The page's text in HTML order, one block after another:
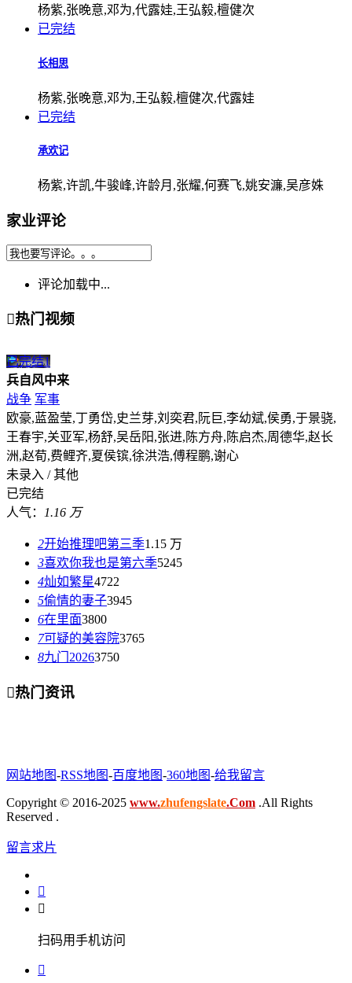
杨紫,张晚意,邓为,代露娃,王弘毅,檀健次
已完结
长相思
杨紫,张晚意,邓为,王弘毅,檀健次,代露娃
已完结
承欢记
杨紫,许凯,牛骏峰,许龄月,张耀,何赛飞,姚安濂,吴彦姝
家业评论
评论加载中...
热门视频
已完结1
兵自风中来
战争 军事
欧豪,蓝盈莹,丁勇岱,史兰芽,刘奕君,阮巨,李幼斌,侯勇,于景骁,
王春宇,关亚军,杨舒,吴岳阳,张进,陈方舟,陈启杰,周德华,赵长
洲,赵荀,费鲤齐,夏侯镔,徐洪浩,傅程鹏,谢心
未录入 / 其他
已完结
人气：
1.16 万
2开始推理吧第三季1.15 万
3喜欢你我也是第六季5245
4灿如繁星4722
5偷情的妻子3945
6在里面3800
7可疑的美容院3765
8九门20263750
热门资讯
网站地图-RSS地图-百度地图-360地图-给我留言
Copyright © 2016-2025 www.zhufengslate.Com .All Rights
Reserved .
留言求片


扫码用手机访问
